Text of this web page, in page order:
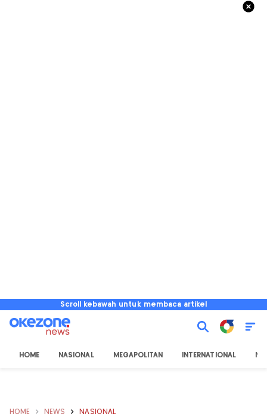
Scroll kebawah untuk membaca artikel
HOME NASIONAL MEGAPOLITAN INTERNATIONAL
HOME NEWS NASIONAL